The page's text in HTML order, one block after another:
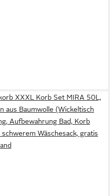
XXXL Korb Set MIRA 50L,
aus Baumwolle (Wickeltisch
Aufbewahrung Bad, Korb
Wäschesack, gratis